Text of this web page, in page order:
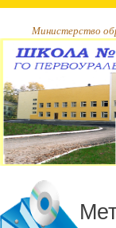
Министерство